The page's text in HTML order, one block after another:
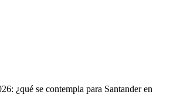
¿qué se contempla para Santander en